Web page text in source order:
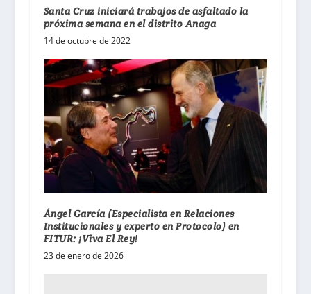
Santa Cruz iniciará trabajos de asfaltado la
próxima semana en el distrito Anaga
14 de octubre de 2022
Ángel García (Especialista en Relaciones
Institucionales y experto en Protocolo) en
FITUR: ¡Viva El Rey!
23 de enero de 2026